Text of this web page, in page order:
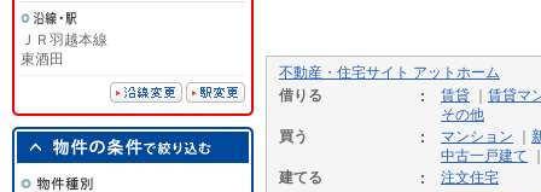
不動産・住宅サイト アットホーム
借りる
賃貸
賃貸マ
その他
買う
マンション
中古一戸建て
建てる
注文住宅
ＪＲ羽越本線
東酒田